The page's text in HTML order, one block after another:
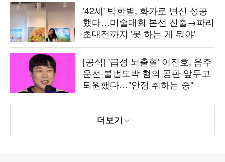
'42세' 박한별, 화가로 변신 성공
했다…미술대회 본선 진출→파리
초대전까지 '못 하는 게 뭐야'
[공식] '급성 뇌출혈' 이진호, 음주
운전·불법도박 혐의 공판 앞두고
퇴원했다…"안정 취하는 중"
더보기